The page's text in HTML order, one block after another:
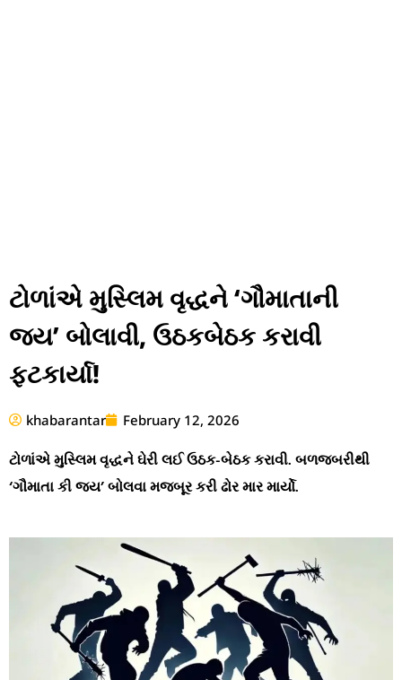
ટોળાંએ મુસ્લિમ વૃદ્ધને ‘ગૌમાતાની
જય’ બોલાવી, ઉઠકબેઠક કરાવી
ફટકાર્યા!
khabarantar February 12, 2026
ટોળાંએ મુસ્લિમ વૃદ્ધને ઘેરી લઈ ઉઠક-બેઠક કરાવી. બળજબરીથી
‘ગૌમાતા કી જય’ બોલવા મજબૂર કરી ઢોર માર માર્યો.